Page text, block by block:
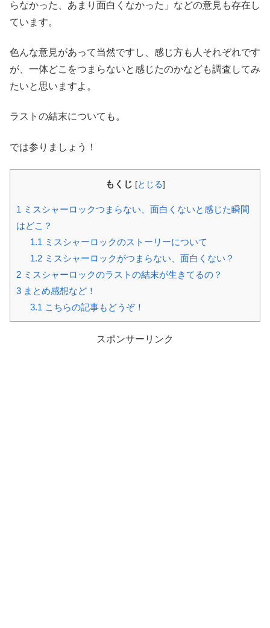
らなかった、あまり面白くなかった」などの意見も存在し
ています。
色んな意見があって当然ですし、感じ方も人それぞれです
が、一体どこをつまらないと感じたのかなども調査してみ
たいと思いますよ。
ラストの結末についても。
では参りましょう！
もくじ [とじる]
1 ミスシャーロックつまらない、面白くないと感じた瞬間
はどこ？
1.1 ミスシャーロックのストーリーについて
1.2ミスシャーロックがつまらない、面白くない？
2 ミスシャーロックのラストの結末が生きてるの？
3 まとめ感想など！
3.1 こちらの記事もどうぞ！
スポンサーリンク